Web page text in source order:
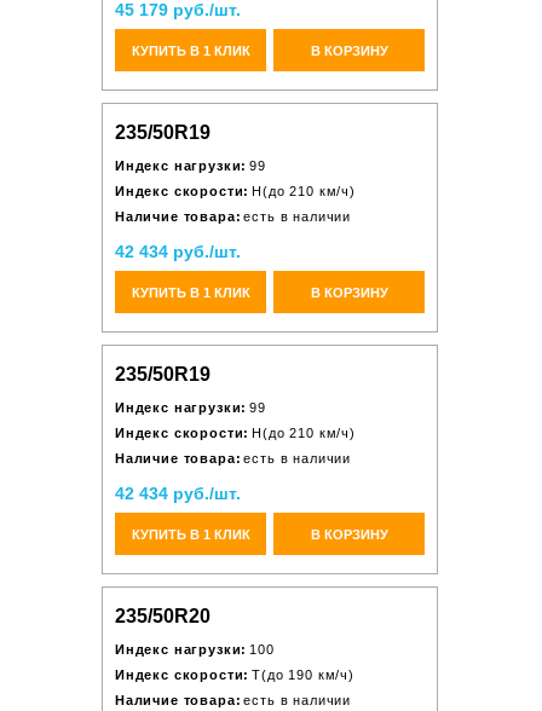
45 179 руб./шт.
КУПИТЬ В 1 КЛИК В КОРЗИНУ
235/50R19
Индекс нагрузки: 99
Индекс скорости: H(до 210 км/ч)
Наличие товара: есть в наличии
42 434 руб./шт.
КУПИТЬ В 1 КЛИК В КОРЗИНУ
235/50R19
Индекс нагрузки: 99
Индекс скорости: H(до 210 км/ч)
Наличие товара: есть в наличии
42 434 руб./шт.
КУПИТЬ В 1 КЛИК В КОРЗИНУ
235/50R20
Индекс нагрузки: 100
Индекс скорости: T(до 190 км/ч)
Наличие товара: есть в наличии